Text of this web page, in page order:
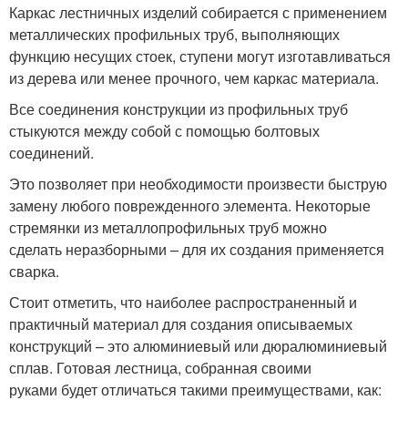
Каркас лестничных изделий собирается с применением
металлических профильных труб, выполняющих
функцию несущих стоек, ступени могут изготавливаться
из дерева или менее прочного, чем каркас материала.
Все соединения конструкции из профильных труб
стыкуются между собой с помощью болтовых
соединений.
Это позволяет при необходимости произвести быструю
замену любого поврежденного элемента. Некоторые
стремянки из металлопрофильных труб можно
сделать неразборными – для их создания применяется
сварка.
Стоит отметить, что наиболее распространенный и
практичный материал для создания описываемых
конструкций – это алюминиевый или дюралюминиевый
сплав. Готовая лестница, собранная своими
руками будет отличаться такими преимуществами, как: